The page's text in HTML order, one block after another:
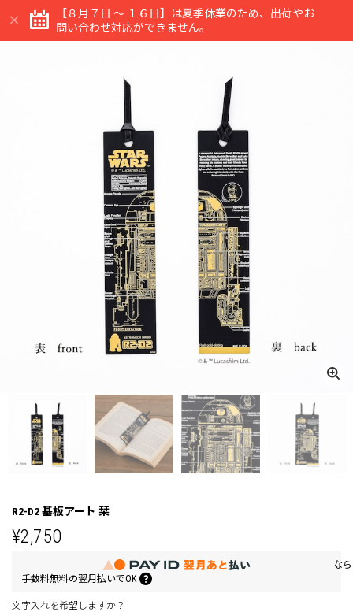
【８月７日 ～ １６日】は夏季休業のため、出荷やお
問い合わせ対応ができません。
R2-D2 基板アート 栞
¥2,750
なら
手数料無料の翌月払いでOK
文字入れを希望しますか？